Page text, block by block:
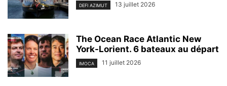
DEFI AZIMUT 13 juillet 2026
The Ocean Race Atlantic New
York-Lorient. 6 bateaux au départ
IMOCA 11 juillet 2026